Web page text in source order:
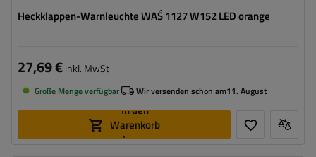
Heckklappen-Warnleuchte WAŚ 1127 W152 LED orange
27,69 €inkl. MwSt
Große Menge verfügbar Wir versenden schon am11. August
In den
Warenkorb
legen